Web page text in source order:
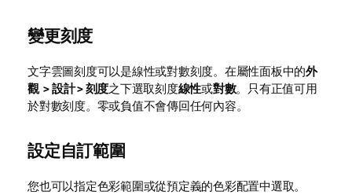
變更刻度
文字雲圖刻度可以是線性或對數刻度。在屬性面板中的外
觀 > 設計 > 刻度之下選取刻度線性或對數。只有正值可用
於對數刻度。零或負值不會傳回任何內容。
設定自訂範圍
您也可以指定色彩範圍或從預定義的色彩配置中選取。